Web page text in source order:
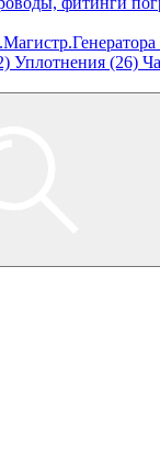
Уплотнения (26)